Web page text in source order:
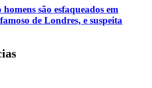
são esfaqueados em
de Londres, e suspeita